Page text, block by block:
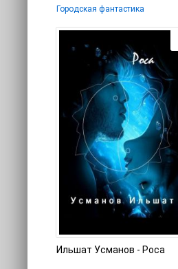
Городская фантастика
Ильшат Усманов - Роса